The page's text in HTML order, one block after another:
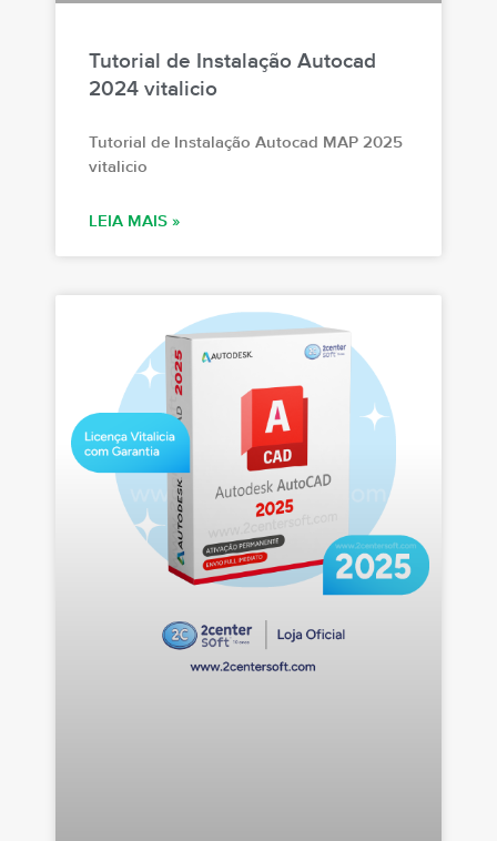
Tutorial de Instalação Autocad
2024 vitalicio
Tutorial de Instalação Autocad MAP 2025
vitalicio
LEIA MAIS »